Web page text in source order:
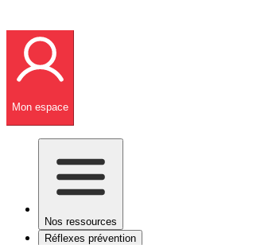
Mon espace
Nos ressources
Réflexes prévention